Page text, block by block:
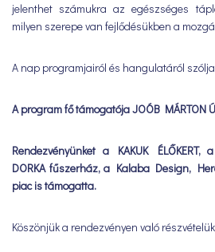
jelenthet számukra az egészséges
milyen szerepe van fejlődésükben a
A nap programjairól és hangulatáról
A program fő támogatója JOÓB MÁRTON
Rendezvényünket a KAKUK ÉLŐKERT,
DORKA fűszerház, a Kalaba Design,
piac is támogatta.
Köszönjük a rendezvényen való